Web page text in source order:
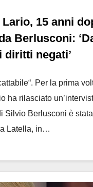
15 anni
Berlusconi:
diritti negati’
Per la prima
ha rilasciato
Silvio Berlusconi è
Latella, in…